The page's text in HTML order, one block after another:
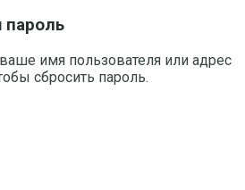
пароль
имя пользователя или адрес
сбросить пароль.